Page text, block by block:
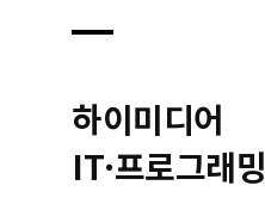
하이미디어
IT·프로그래